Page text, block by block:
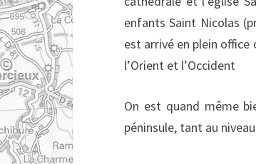
enfants Saint Nicolas
est arrivé en plein
l’Orient et l’Occident
On est quand même
péninsule, tant au